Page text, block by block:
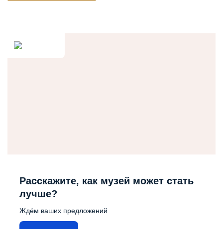
Расскажите, как музей может стать
лучше?
Ждём ваших предложений